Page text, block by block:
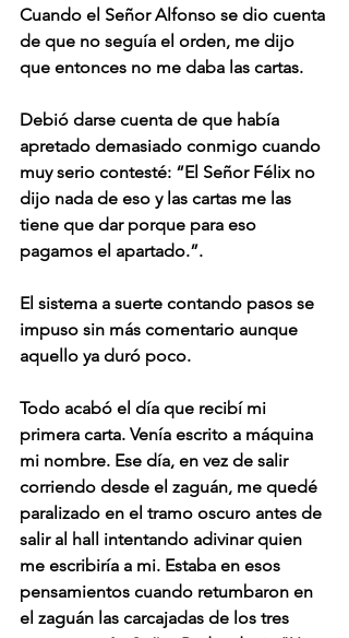
Cuando el Señor Alfonso se dio cuenta
de que no seguía el orden, me dijo
que entonces no me daba las cartas.
Debió darse cuenta de que había
apretado demasiado conmigo cuando
muy serio contesté: “El Señor Félix no
dijo nada de eso y las cartas me las
tiene que dar porque para eso
pagamos el apartado.”.
El sistema a suerte contando pasos se
impuso sin más comentario aunque
aquello ya duró poco.
Todo acabó el día que recibí mi
primera carta. Venía escrito a máquina
mi nombre. Ese día, en vez de salir
corriendo desde el zaguán, me quedé
paralizado en el tramo oscuro antes de
salir al hall intentando adivinar quien
me escribiría a mi. Estaba en esos
pensamientos cuando retumbaron en
el zaguán las carcajadas de los tres